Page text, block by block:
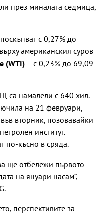
през миналата седмица,
поскъпват с 0,27% до
американския суров
(WTI) – с 0,23% до 69,09
са намалели с 640 хил.
на 21 февруари,
вторник, позовавайки
институт.
по-късно в сряда.
ще отбележи първото
на януари насам“,
перспективите за